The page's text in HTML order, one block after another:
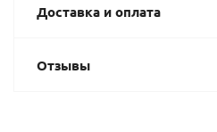
Доставка и оплата
Отзывы